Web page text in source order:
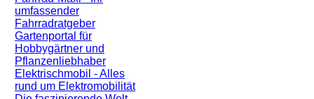
umfassender
Fahrradratgeber
Gartenportal für
Hobbygärtner und
Pflanzenliebhaber
Elektrischmobil - Alles
rund um Elektromobilität